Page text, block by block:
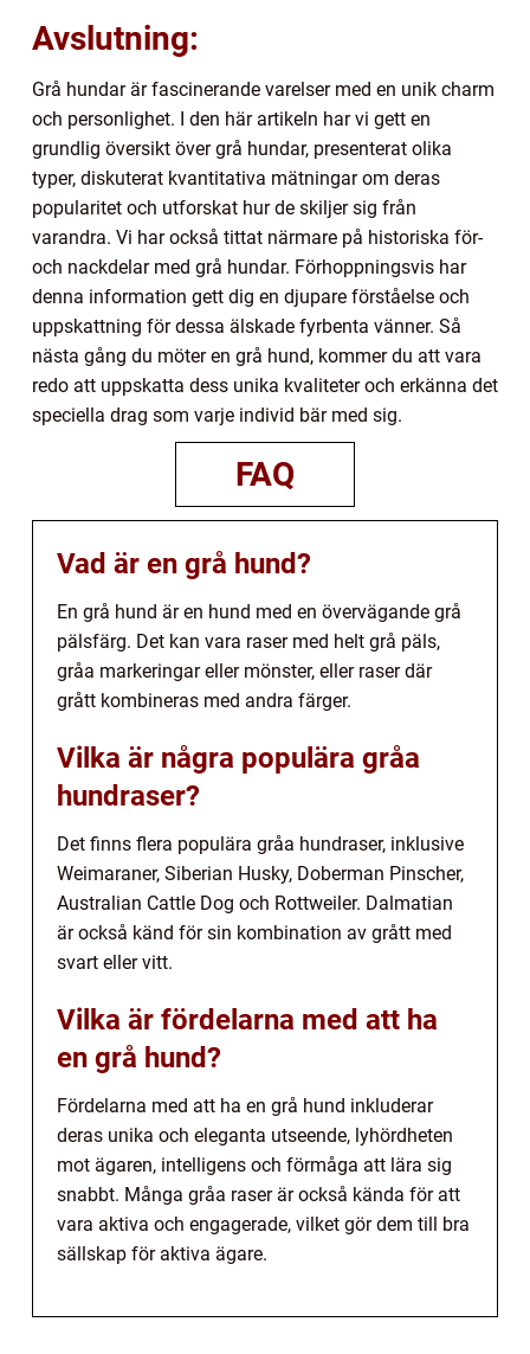
Avslutning:
Grå hundar är fascinerande varelser med en unik charm
och personlighet. I den här artikeln har vi gett en
grundlig översikt över grå hundar, presenterat olika
typer, diskuterat kvantitativa mätningar om deras
popularitet och utforskat hur de skiljer sig från
varandra. Vi har också tittat närmare på historiska för-
och nackdelar med grå hundar. Förhoppningsvis har
denna information gett dig en djupare förståelse och
uppskattning för dessa älskade fyrbenta vänner. Så
nästa gång du möter en grå hund, kommer du att vara
redo att uppskatta dess unika kvaliteter och erkänna det
speciella drag som varje individ bär med sig.
FAQ
Vad är en grå hund?
En grå hund är en hund med en övervägande grå
pälsfärg. Det kan vara raser med helt grå päls,
gråa markeringar eller mönster, eller raser där
grått kombineras med andra färger.
Vilka är några populära gråa
hundraser?
Det finns flera populära gråa hundraser, inklusive
Weimaraner, Siberian Husky, Doberman Pinscher,
Australian Cattle Dog och Rottweiler. Dalmatian
är också känd för sin kombination av grått med
svart eller vitt.
Vilka är fördelarna med att ha
en grå hund?
Fördelarna med att ha en grå hund inkluderar
deras unika och eleganta utseende, lyhördheten
mot ägaren, intelligens och förmåga att lära sig
snabbt. Många gråa raser är också kända för att
vara aktiva och engagerade, vilket gör dem till bra
sällskap för aktiva ägare.